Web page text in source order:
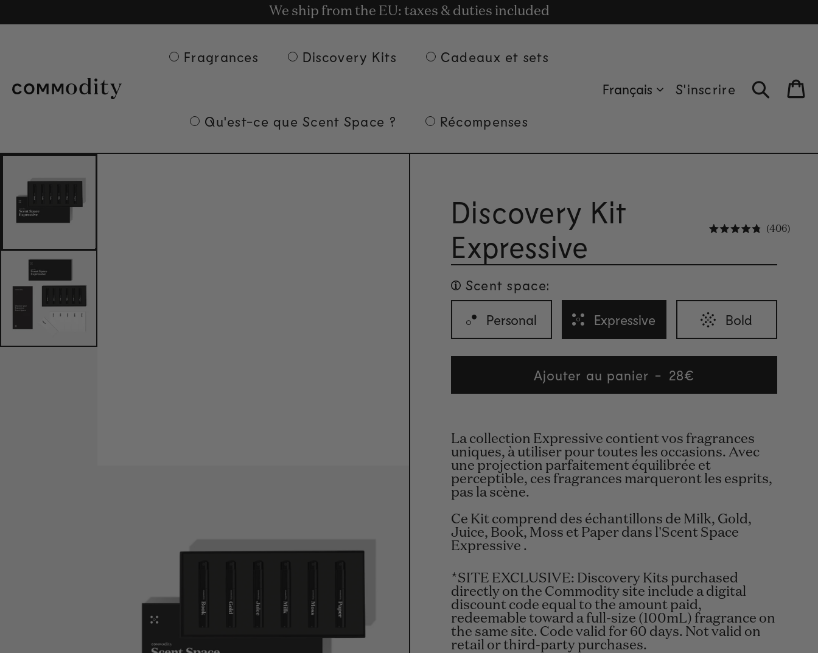
Livraison gratuite à partir de 135 € d'achat.
We ship from the EU: taxes & duties included
Get rewards for shopping with Commodity.Circle
Fragrances Discovery Kits Cadeaux et sets
Qu'est-ce que Scent Space ? Récompenses
Français S'inscrire Bag
Discovery Kit
Expressive
406
Scent space:
Personal Expressive Bold
Ajouter au panier
Regular
price
28€
La collection Expressive contient vos fragrances
uniques, à utiliser pour toutes les occasions. Avec
une projection parfaitement équilibrée et
perceptible, ces fragrances marqueront les esprits,
pas la scène.
Ce Kit comprend des échantillons de Milk, Gold,
Juice, Book, Moss et Paper dans l'Scent Space
Expressive .
*SITE EXCLUSIVE: Discovery Kits purchased
directly on the Commodity site include a digital
discount code equal to the amount paid,
redeemable toward a full-size (100mL) fragrance on
the same site. Code valid for 60 days. Not valid on
retail or third-party purchases.